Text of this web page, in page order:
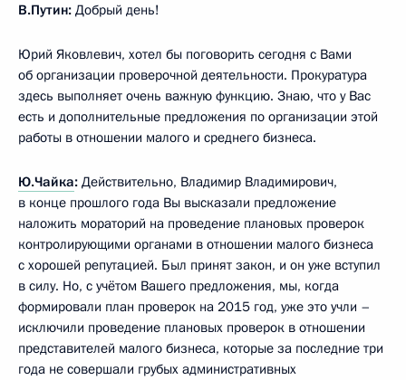
В.Путин: Добрый день!
Юрий Яковлевич, хотел бы поговорить сегодня с Вами
об организации проверочной деятельности. Прокуратура
здесь выполняет очень важную функцию. Знаю, что у Вас
есть и дополнительные предложения по организации этой
работы в отношении малого и среднего бизнеса.
Ю.Чайка: Действительно, Владимир Владимирович,
в конце прошлого года Вы высказали предложение
наложить мораторий на проведение плановых проверок
контролирующими органами в отношении малого бизнеса
с хорошей репутацией. Был принят закон, и он уже вступил
в силу. Но, с учётом Вашего предложения, мы, когда
формировали план проверок на 2015 год, уже это учли –
исключили проведение плановых проверок в отношении
представителей малого бизнеса, которые за последние три
года не совершали грубых административных